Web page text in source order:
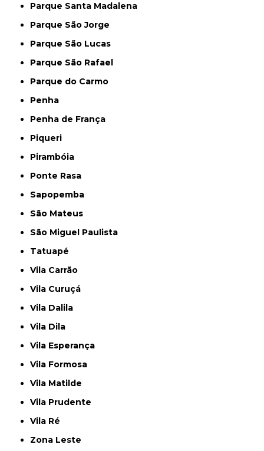
Parque Santa Madalena
Parque São Jorge
Parque São Lucas
Parque São Rafael
Parque do Carmo
Penha
Penha de França
Piqueri
Pirambóia
Ponte Rasa
Sapopemba
São Mateus
São Miguel Paulista
Tatuapé
Vila Carrão
Vila Curuçá
Vila Dalila
Vila Dila
Vila Esperança
Vila Formosa
Vila Matilde
Vila Prudente
Vila Ré
Zona Leste